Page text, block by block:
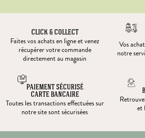
CLICK & COLLECT
Faites vos achats en ligne et venez
récupérer votre commande
directement au magasin
Vos
notre
PAIEMENT SÉCURISÉ
CARTE BANCAIRE
Toutes les transactions effectuées sur
notre site sont sécurisées
et